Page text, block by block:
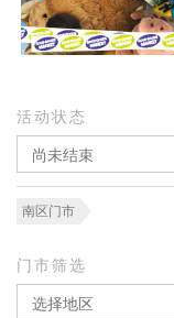
活动状态
尚未结束
南区门市
门市筛选
选择地区